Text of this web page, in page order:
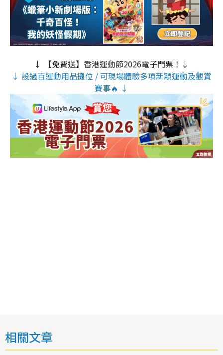
↓ 【免費送】香港運動節2026電子門票！↓
↓ 設過百運動用品攤位 / 可現場體驗多項新穎運動及觀賞
賽事🔥 ↓
相關文章